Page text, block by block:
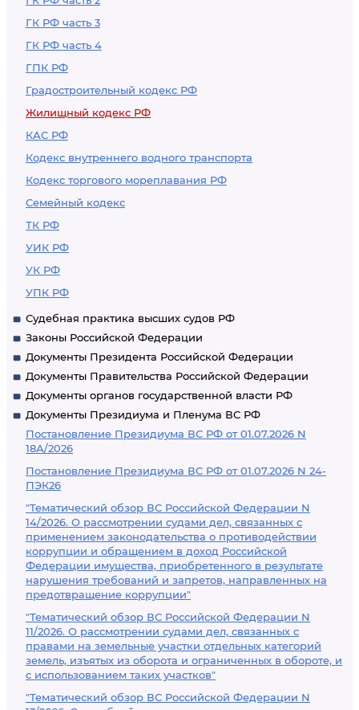
ГК РФ часть 3
ГК РФ часть 4
ГПК РФ
Градостроительный кодекс РФ
Жилищный кодекс РФ
КАС РФ
Кодекс внутреннего водного транспорта
Кодекс торгового мореплавания РФ
Семейный кодекс
ТК РФ
УИК РФ
УК РФ
УПК РФ
Судебная практика высших судов РФ
Законы Российской Федерации
Документы Президента Российской Федерации
Документы Правительства Российской Федерации
Документы органов государственной власти РФ
Документы Президиума и Пленума ВС РФ
Постановление Президиума ВС РФ от 01.07.2026 N
18А/2026
Постановление Президиума ВС РФ от 01.07.2026 N 24-
ПЭК26
"Тематический обзор ВС Российской Федерации N
14/2026. О рассмотрении судами дел, связанных с
применением законодательства о противодействии
коррупции и обращением в доход Российской
Федерации имущества, приобретенного в результате
нарушения требований и запретов, направленных на
предотвращение коррупции"
"Тематический обзор ВС Российской Федерации N
11/2026. О рассмотрении судами дел, связанных с
правами на земельные участки отдельных категорий
земель, изъятых из оборота и ограниченных в обороте, и
с использованием таких участков"
"Тематический обзор ВС Российской Федерации N